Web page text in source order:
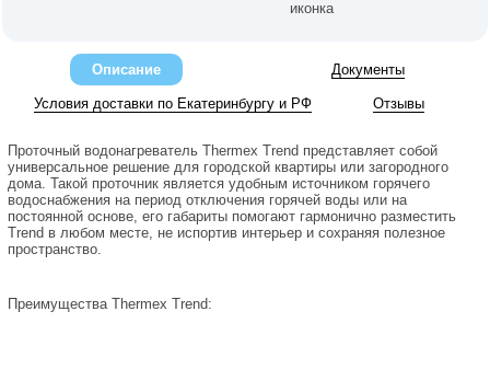
Описание Документы
Условия доставки по Екатеринбургу и РФ Отзывы
Проточный водонагреватель Thermex Trend представляет собой
универсальное решение для городской квартиры или загородного
дома. Такой проточник является удобным источником горячего
водоснабжения на период отключения горячей воды или на
постоянной основе, его габариты помогают гармонично разместить
Trend в любом месте, не испортив интерьер и сохраняя полезное
пространство.
Преимущества Thermex Trend: